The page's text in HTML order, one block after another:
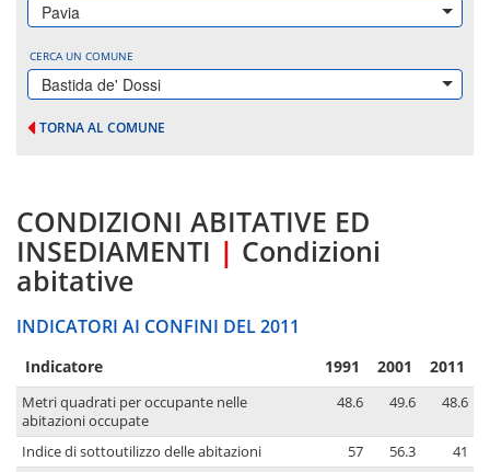
Pavia
CERCA UN COMUNE
Bastida de' Dossi
TORNA AL COMUNE
CONDIZIONI ABITATIVE ED
INSEDIAMENTI | Condizioni
abitative
INDICATORI AI CONFINI DEL 2011
Indicatore 1991 2001 2011
Metri quadrati per occupante nelle
abitazioni occupate
48.6 49.6 48.6
Indice di sottoutilizzo delle abitazioni 57 56.3
41